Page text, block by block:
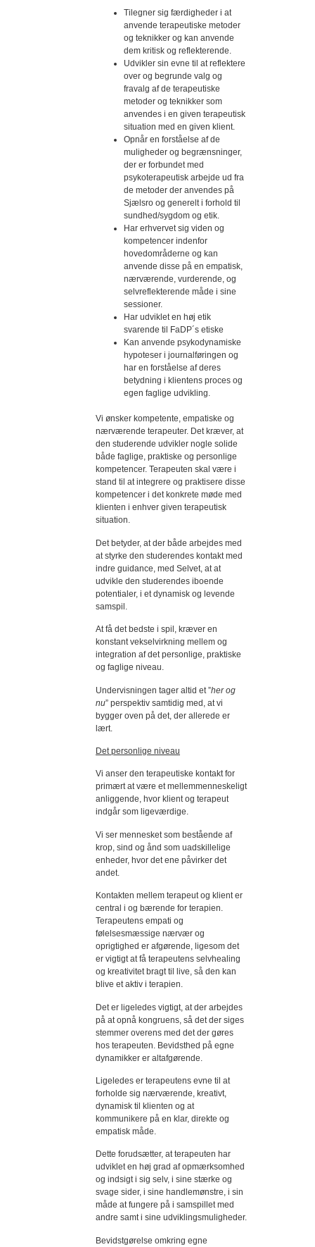
Tilegner sig færdigheder i at
anvende terapeutiske metoder
og teknikker og kan anvende
dem kritisk og reflekterende.
Udvikler sin evne til at reflektere
over og begrunde valg og
fravalg af de terapeutiske
metoder og teknikker som
anvendes i en given terapeutisk
situation med en given klient.
Opnår en forståelse af de
muligheder og begrænsninger,
der er forbundet med
psykoterapeutisk arbejde ud fra
de metoder der anvendes på
Sjælsro og generelt i forhold til
sundhed/sygdom og etik.
Har erhvervet sig viden og
kompetencer indenfor
hovedområderne og kan
anvende disse på en empatisk,
nærværende, vurderende, og
selvreflekterende måde i sine
sessioner.
Har udviklet en høj etik
svarende til FaDP´s etiske
Kan anvende psykodynamiske
hypoteser i journalføringen og
har en forståelse af deres
betydning i klientens proces og
egen faglige udvikling.
Vi ønsker kompetente, empatiske og
nærværende terapeuter. Det kræver, at
den studerende udvikler nogle solide
både faglige, praktiske og personlige
kompetencer. Terapeuten skal være i
stand til at integrere og praktisere disse
kompetencer i det konkrete møde med
klienten i enhver given terapeutisk
situation.
Det betyder, at der både arbejdes med
at styrke den studerendes kontakt med
indre guidance, med Selvet, at at
udvikle den studerendes iboende
potentialer, i et dynamisk og levende
samspil.
At få det bedste i spil, kræver en
konstant vekselvirkning mellem og
integration af det personlige, praktiske
og faglige niveau.
Undervisningen tager altid et ”her og
nu” perspektiv samtidig med, at vi
bygger oven på det, der allerede er
lært.
Det personlige niveau
Vi anser den terapeutiske kontakt for
primært at være et mellemmenneskeligt
anliggende, hvor klient og terapeut
indgår som ligeværdige.
Vi ser mennesket som bestående af
krop, sind og ånd som uadskillelige
enheder, hvor det ene påvirker det
andet.
Kontakten mellem terapeut og klient er
central i og bærende for terapien.
Terapeutens empati og
følelsesmæssige nærvær og
oprigtighed er afgørende, ligesom det
er vigtigt at få terapeutens selvhealing
og kreativitet bragt til live, så den kan
blive et aktiv i terapien.
Det er ligeledes vigtigt, at der arbejdes
på at opnå kongruens, så det der siges
stemmer overens med det der gøres
hos terapeuten. Bevidsthed på egne
dynamikker er altafgørende.
Ligeledes er terapeutens evne til at
forholde sig nærværende, kreativt,
dynamisk til klienten og at
kommunikere på en klar, direkte og
empatisk måde.
Dette forudsætter, at terapeuten har
udviklet en høj grad af opmærksomhed
og indsigt i sig selv, i sine stærke og
svage sider, i sine handlemønstre, i sin
måde at fungere på i samspillet med
andre samt i sine udviklingsmuligheder.
Bevidstgørelse omkring egne